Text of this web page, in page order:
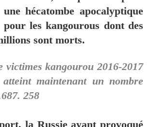
une hécatombe apocalyptique
les kangourous dont des
sont morts.
victimes kangourou 2016-2017
maintenant un nombre
258
la Russie ayant provoqué